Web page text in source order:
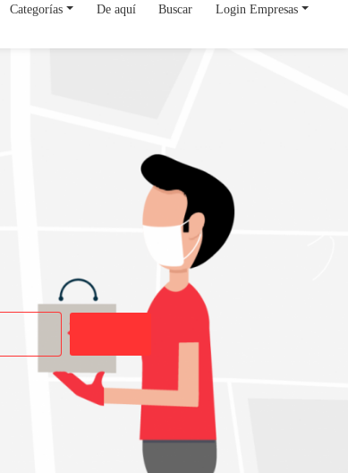
Categorías De aquí Buscar Login Empresas